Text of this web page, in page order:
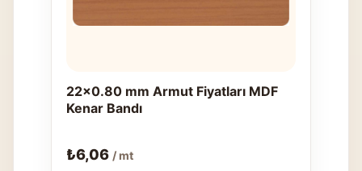
22x0.80 mm Armut Fiyatları MDF
Kenar Bandı
₺6,06 / mt